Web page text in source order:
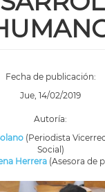
Fecha de publicación:
Jue, 14/02/2019
Autoría:
(Periodista
Social)
Herrera(Asesora de